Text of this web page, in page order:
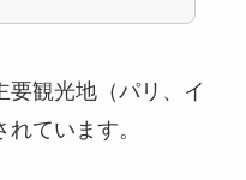
要観光地（パリ、イ
ています。